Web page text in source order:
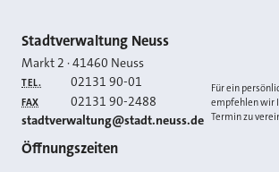
Kontakt
Stadtverwaltung Neuss
Markt 2 ·41460 Neuss
TEL. 02131 90-01
FAX 02131 90-2488
E-MAIL
stadtverwaltung@stadt.neuss.de
Für ein
empfehlen wir
Termin zu
Öffnungszeiten